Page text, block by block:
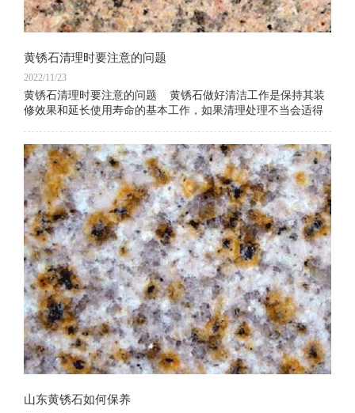
黄锈石清理时要注意的问题
2022/11/23
黄锈石清理时要注意的问题 黄锈石做好清洁工作是保持其装
修效果和延长使用寿命的基本工作，如果清理处理不当会适得
山东黄锈石如何保养